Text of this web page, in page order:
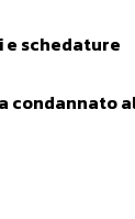
e schedature
condannato